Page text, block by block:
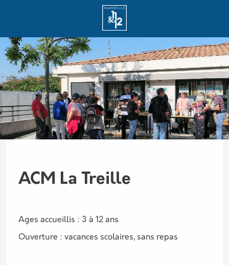
ACM La Treille
Ages accueillis : 3 à 12 ans
Ouverture : vacances scolaires, sans repas
Panneau de gestion des cookies